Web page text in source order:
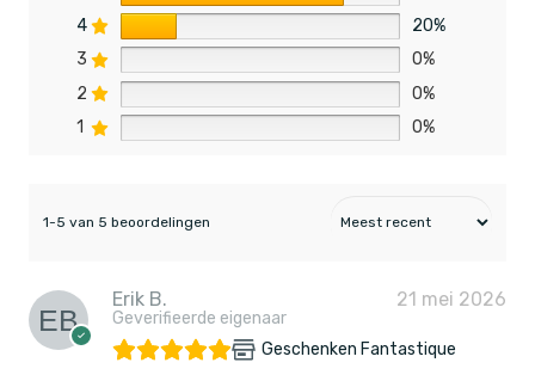
4
20%
3
0%
2
0%
1
0%
1-5 van 5 beoordelingen
Erik B.
Geverifieerde eigenaar
21 mei 2026
Geschenken Fantastique